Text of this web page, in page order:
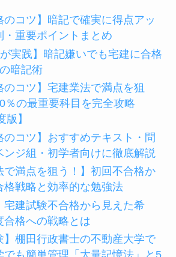
のコツ】暗記で確実に得点アッ
・重要ポイントまとめ
が実践】暗記嫌いでも宅建に合格
暗記術
のコツ】宅建業法で満点を狙
％の最重要科目を完全攻略
版】
のコツ】おすすめテキスト・問
ンジ組・初学者向けに徹底解説
で満点を狙う！】初回不合格か
格戦略と効率的な勉強法
宅建試験不合格から見えた希
合格への戦略とは
】棚田行政書士の不動産大学で